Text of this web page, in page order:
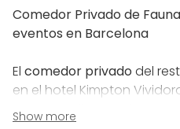
Comedor Privado de
eventos en Barcelona
El comedor privado del
en el hotel Kimpton
para aquellos que buscan
Show more